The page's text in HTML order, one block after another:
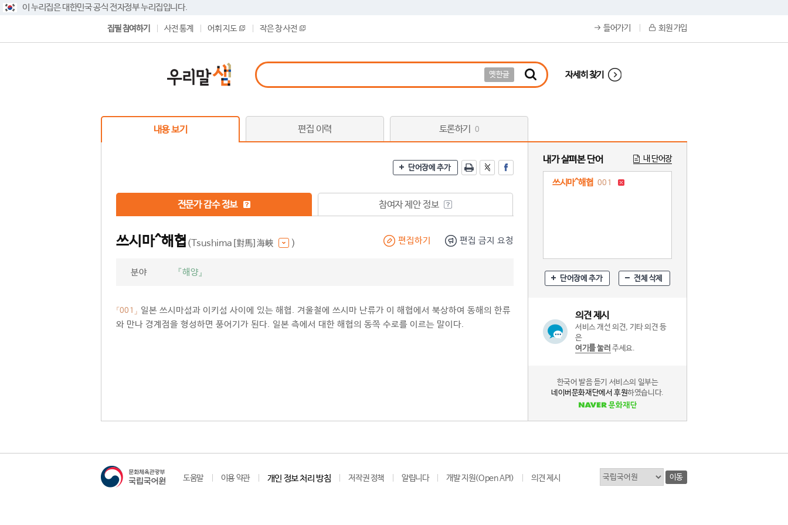
이 누리집은 대한민국 공식 전자정부 누리집입니다.
집필 참여하기 사전 통계 어휘 지도 작은 창 사전 들어가기 회원 가입
옛한글 자세히 찾기
내용 보기 편집 이력 토론하기 0
단어장에 추가
전문가 감수 정보 참여자 제안 정보
쓰시마^해협 (Tsushima[對馬]海峽 ) 편집하기 편집 금지 요청
분야 『해양』
「001」 일본 쓰시마섬과 이키섬 사이에 있는 해협. 겨울철에 쓰시마 난류가 이 해협에서 북상하여 동해의 한류
와 만나 경계점을 형성하면 풍어기가 된다. 일본 측에서 대한 해협의 동쪽 수로를 이르는 말이다.
내가 살펴본 단어 내 단어장
쓰시마^해협 001
단어장에 추가 전체 삭제
의견 제시
서비스 개선 의견, 기타 의견 등
은
여기를 눌러 주세요.
한국어 발음 듣기 서비스의 일부는
네이버문화재단에서 후원하였습니다.
도움말 이용 약관 개인 정보 처리 방침 저작권 정책 알립니다 개발 지원(Open API) 의견 제시 이동